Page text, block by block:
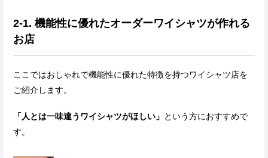
2-1. 機能性に優れたオーダーワイシャツが作れる
お店
ここではおしゃれで機能性に優れた特徴を持つワイシャツ店を
ご紹介します。
「人とは一味違うワイシャツがほしい」 という方におすすめで
す。